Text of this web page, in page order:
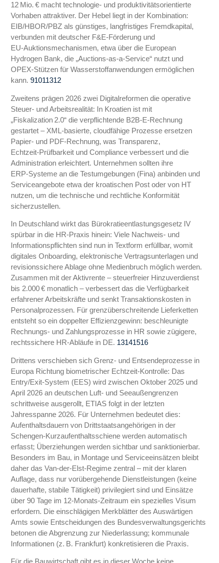
12 Mio. € macht technologie‑ und produktivitätsorientierte
Vorhaben attraktiver. Der Hebel liegt in der Kombination:
EIB/HBOR/PBZ als günstiges, langfristiges Fremdkapital,
verbunden mit deutscher F&E‑Förderung und
EU‑Auktionsmechanismen, etwa über die European
Hydrogen Bank, die „Auctions‑as‑a‑Service“ nutzt und
OPEX‑Stützen für Wasserstoffanwendungen ermöglichen
kann. 91011312
Zweitens prägen 2026 zwei Digitalreformen die operative
Steuer‑ und Arbeitsrealität: In Kroatien ist mit
„Fiskalization 2.0“ die verpflichtende B2B‑E‑Rechnung
gestartet – XML‑basierte, cloudfähige Prozesse ersetzen
Papier‑ und PDF‑Rechnung, was Transparenz,
Echtzeit‑Prüfbarkeit und Compliance verbessert und die
Administration erleichtert. Unternehmen sollten ihre
ERP‑Systeme an die Testumgebungen (Fina) anbinden und
Serviceangebote etwa der kroatischen Post oder von HT
nutzen, um die technische und rechtliche Konformität
sicherzustellen.
In Deutschland wirkt das Bürokratieentlastungsgesetz IV
spürbar in die HR‑Praxis hinein: Viele Nachweis‑ und
Informationspflichten sind nun in Textform erfüllbar, womit
digitales Onboarding, elektronische Vertragsunterlagen und
revisionssichere Ablage ohne Medienbruch möglich werden.
Zusammen mit der Aktivrente – steuerfreier Hinzuverdienst
bis 2.000 € monatlich – verbessert das die Verfügbarkeit
erfahrener Arbeitskräfte und senkt Transaktionskosten in
Personalprozessen. Für grenzüberschreitende Lieferketten
entsteht so ein doppelter Effizienzgewinn: beschleunigte
Rechnungs‑ und Zahlungsprozesse in HR sowie zügigere,
rechtssichere HR‑Abläufe in DE. 13141516
Drittens verschieben sich Grenz‑ und Entsendeprozesse in
Europa Richtung biometrischer Echtzeit‑Kontrolle: Das
Entry/Exit‑System (EES) wird zwischen Oktober 2025 und
April 2026 an deutschen Luft‑ und Seeaußengrenzen
schrittweise ausgerollt, ETIAS folgt in der letzten
Jahresspanne 2026. Für Unternehmen bedeutet dies:
Aufenthaltsdauern von Drittstaatsangehörigen in der
Schengen‑Kurzaufenthaltsschiene werden automatisch
erfasst; Überziehungen werden sichtbar und sanktionierbar.
Besonders im Bau, in Montage und Serviceeinsätzen bleibt
daher das Van‑der‑Elst‑Regime zentral – mit der klaren
Auflage, dass nur vorübergehende Dienstleistungen (keine
dauerhafte, stabile Tätigkeit) privilegiert sind und Einsätze
über 90 Tage im 12‑Monats‑Zeitraum ein spezielles Visum
erfordern. Die einschlägigen Merkblätter des Auswärtigen
Amts sowie Entscheidungen des Bundesverwaltungsgerichts
betonen die Abgrenzung zur Niederlassung; kommunale
Informationen (z. B. Frankfurt) konkretisieren die Praxis.
Für die Bauwirtschaft gibt es in dieser Woche keine